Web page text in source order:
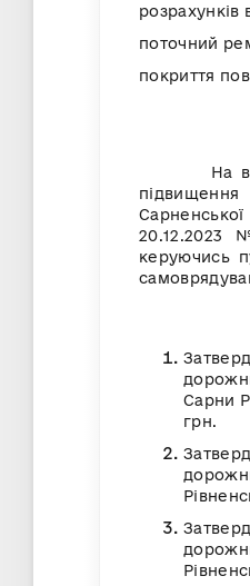
розрахунків
поточний
покриття
На
20.12.2023
керуючись
Сарни
грн.